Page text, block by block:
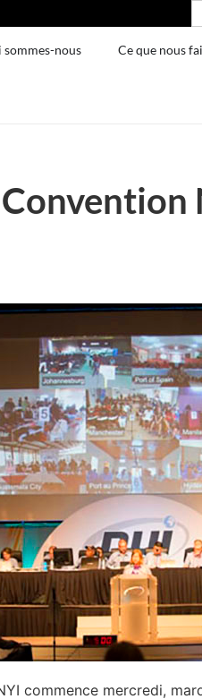
sommes-nous Ce que nous
commence mercredi,